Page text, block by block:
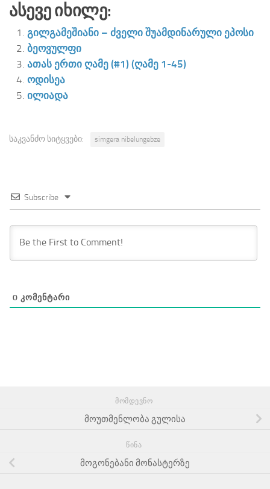
Ასევე Იხილე:
გილგამეშიანი – ძველი შუამდინარული ეპოსი
ბეოვულფი
ათას ერთი ღამე (#1) (ღამე 1-45)
ოდისეა
ილიადა
საკვანძო სიტყვები: simgera nibelungebze
Subscribe
0 ᲙᲝᲛᲔᲜᲢᲐᲠᲘ
ᲛᲝᲛᲓᲔᲕᲜᲝ
მოუთმენლობა გულისა
ᲬᲘᲜᲐ
მოგონებანი მონასტერზე